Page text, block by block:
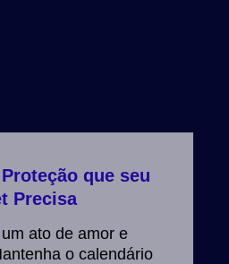
que seu
Precisa
ato de amor e
o calendário